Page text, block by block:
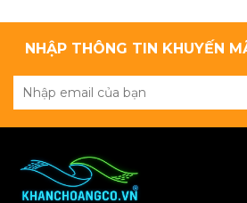
NHẬP THÔNG TIN KHUYẾN